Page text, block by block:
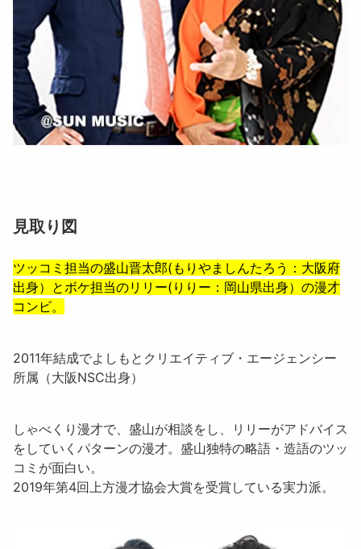
見取り図
ツッコミ担当の盛山晋太郎(もりやましんたろう：大阪府
出身）とボケ担当のリリー(りりー：岡山県出身）の漫才
コンビ。
2011年結成でよしもとクリエイティブ・エージェンシー
所属（大阪NSC出身）
しゃべくり漫才で、盛山が相談をし、リリーがアドバイス
をしていくパターンの漫才。盛山独特の略語・造語のツッ
コミが面白い。
2019年第4回上方漫才協会大賞を受賞している実力派。